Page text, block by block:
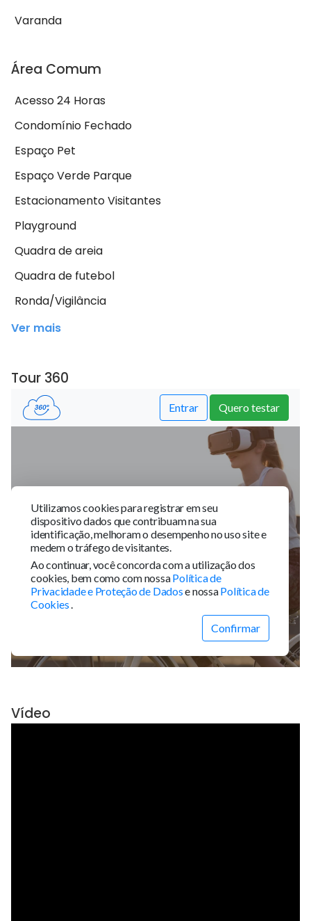
Varanda
Área Comum
Acesso 24 Horas
Condomínio Fechado
Espaço Pet
Espaço Verde Parque
Estacionamento Visitantes
Playground
Quadra de areia
Quadra de futebol
Ronda/Vigilância
Ver mais
Tour 360
Vídeo